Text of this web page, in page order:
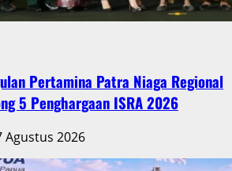
Pertamina Patra Niaga Regional
5 Penghargaan ISRA 2026
Agustus 2026